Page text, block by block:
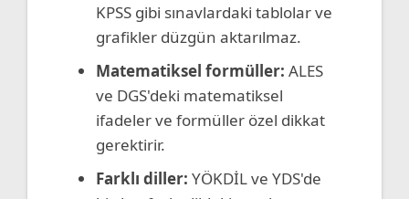
KPSS gibi sınavlardaki tablolar ve
grafikler düzgün aktarılmaz.
Matematiksel formüller: ALES
ve DGS'deki matematiksel
ifadeler ve formüller özel dikkat
gerektirir.
Farklı diller: YÖKDİL ve YDS'de